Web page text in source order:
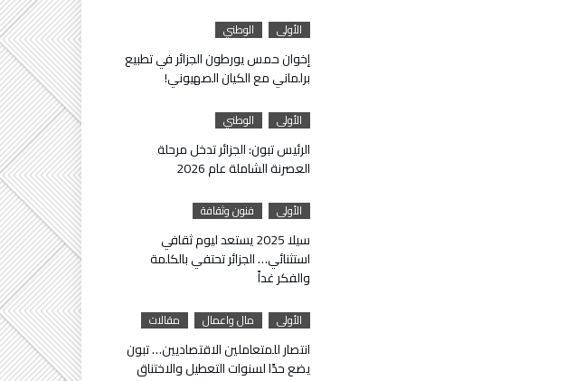
الأولى الوطني
إخوان حمس يورطون الجزائر في تطبيع
برلماني مع الكيان الصهيوني!
الأولى الوطني
الرئيس تبون: الجزائر تدخل مرحلة
العصرنة الشاملة عام 2026
الأولى فنون وثقافة
سيلا 2025 يستعد ليوم ثقافي
استثنائي… الجزائر تحتفي بالكلمة
والفكر غداً
الأولى مال واعمال مقالات
انتصار للمتعاملين الاقتصاديين… تبون
يضع حدًا لسنوات التعطيل والاختناق